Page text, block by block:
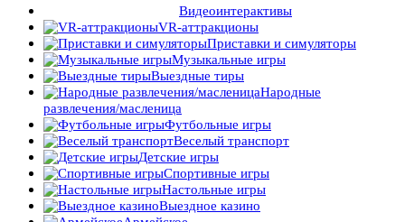
Видеоинтерактивы
VR-аттракционы
Приставки и симуляторы
Музыкальные игры
Выездные тиры
Народные
развлечения/масленица
Футбольные игры
Веселый транспорт
Детские игры
Спортивные игры
Настольные игры
Выездное казино